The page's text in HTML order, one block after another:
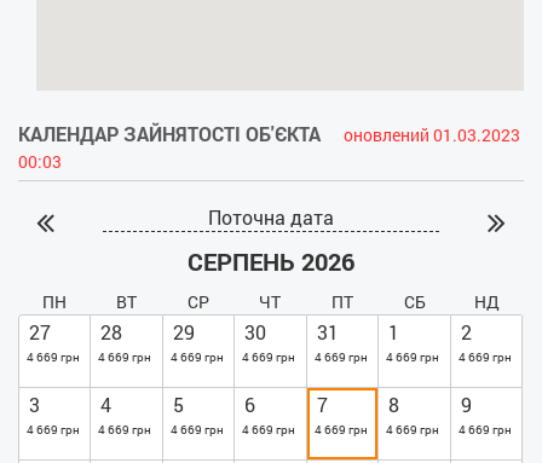
КАЛЕНДАР ЗАЙНЯТОСТІ ОБ'ЄКТА
оновлений 01.03.2023
00:03
Поточна дата
СЕРПЕНЬ 2026
ПН ВТ СР ЧТ ПТ СБ НД
27
4 669 грн
28
4 669 грн
29
4 669 грн
30
4 669 грн
31
4 669 грн
1
4 669 грн
2
4 669 грн
3
4 669 грн
4
4 669 грн
5
4 669 грн
6
4 669 грн
7
4 669 грн
8
4 669 грн
9
4 669 грн